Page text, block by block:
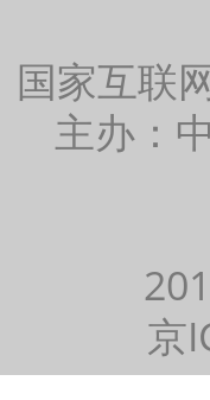
国家互联
主办：
京